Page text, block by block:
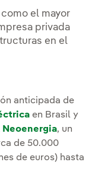
el mayor
privada
en el
anticipada de
en Brasil y
, un
de 50.000
de euros) hasta